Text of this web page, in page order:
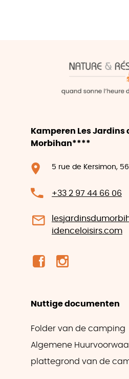
Kamperen Les Jardins
Morbihan****
5 rue de Kersimon,
+33 2 97 44 66 06
idenceloisirs.com
Nuttige documenten
Folder van de camping
Algemene
plattegrond van de